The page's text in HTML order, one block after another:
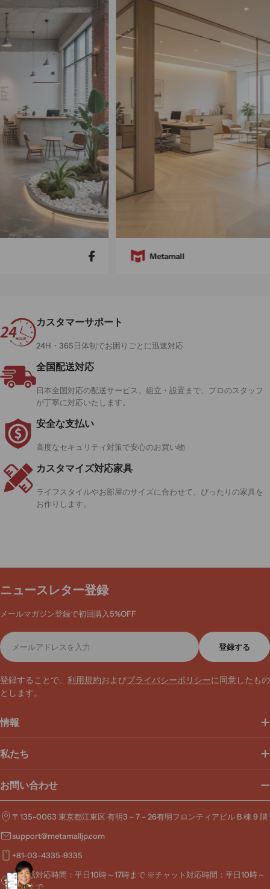
Metamall
カスタマーサポート
24H・365日体制でお困りごとに迅速対応
全国配送対応
日本全国対応の配送サービス。組立・設置まで、プロのスタッフ
が丁寧に対応いたします。
安全な支払い
高度なセキュリティ対策で安心のお買い物
カスタマイズ対応家具
ライフスタイルやお部屋のサイズに合わせて、ぴったりの家具を
お作りします。
ニュースレター登録
メールマガジン登録で初回購入5%OFF
メ
ー
ル
ド
レ
登録する
登録することで、 利用規約およびプライバシーポリシーに同意したもの
とします。
情報
私たち
お問い合わせ
〒135-0063 東京都江東区 有明3－7－26有明フロンティアビル B 棟 9 階
support@metamalljp.com
+81-03-4335-9335
※電話対応時間：平日10時～17時まで ※チャット対応時間：平日10時～
19時まで